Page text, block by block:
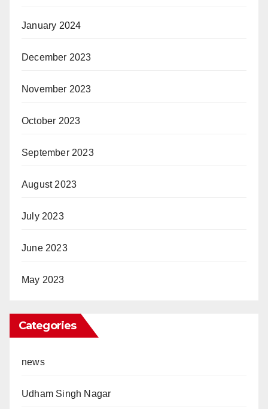
January 2024
December 2023
November 2023
October 2023
September 2023
August 2023
July 2023
June 2023
May 2023
Categories
news
Udham Singh Nagar